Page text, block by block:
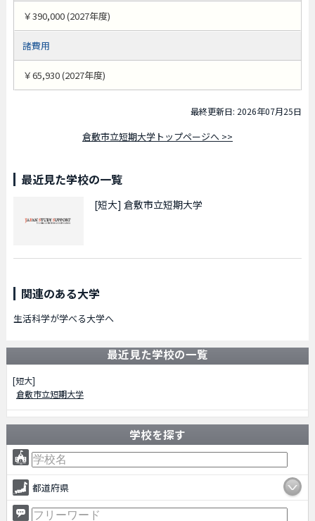
￥390,000 (2027年度)
諸費用
￥65,930 (2027年度)
最終更新日: 2026年07月25日
倉敷市立短期大学トップページへ >>
最近見た学校の一覧
[短大] 倉敷市立短期大学
関連のある大学
生活科学が学べる大学へ
最近見た学校の一覧
[短大]
倉敷市立短期大学
学校を探す
都道府県